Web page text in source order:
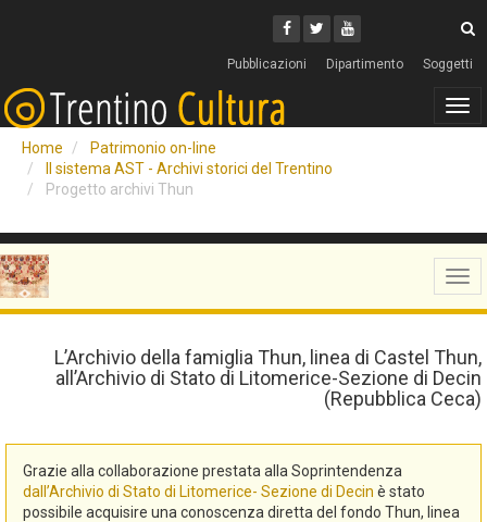
Facebook
Twitter
Youtube
Pubblicazioni Dipartimento Soggetti
Home
Patrimonio on-line
Il sistema AST - Archivi storici del Trentino
Progetto archivi Thun
L’Archivio della famiglia Thun, linea di Castel Thun,
all’Archivio di Stato di Litomerice-Sezione di Decin
(Repubblica Ceca)
Grazie alla collaborazione prestata alla Soprintendenza
dall’Archivio di Stato di Litomerice- Sezione di Decin è stato
possibile acquisire una conoscenza diretta del fondo Thun, linea